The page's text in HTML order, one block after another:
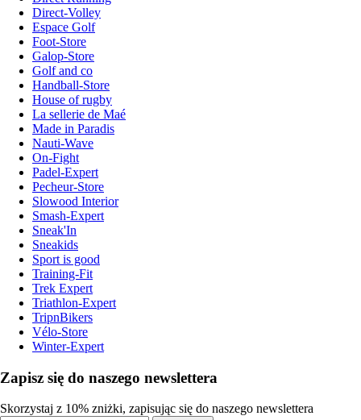
Direct-Volley
Espace Golf
Foot-Store
Galop-Store
Golf and co
Handball-Store
House of rugby
La sellerie de Maé
Made in Paradis
Nauti-Wave
On-Fight
Padel-Expert
Pecheur-Store
Slowood Interior
Smash-Expert
Sneak'In
Sneakids
Sport is good
Training-Fit
Trek Expert
Triathlon-Expert
TripnBikers
Vélo-Store
Winter-Expert
Zapisz się do naszego newslettera
Skorzystaj z 10% zniżki, zapisując się do naszego newslettera